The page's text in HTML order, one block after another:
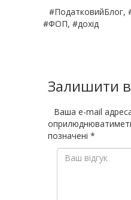
#ПодатковийБлог,
#ФОП, #дохід
Залишити
Ваша e-mail
позначені *